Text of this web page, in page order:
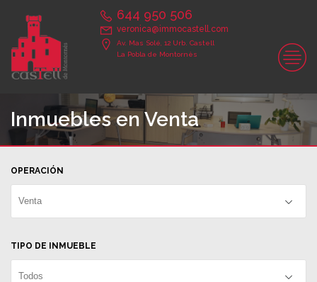
644 950 506
veronica@immocastell.com
Av. Mas Solé, 12 Urb. Castell
La Pobla de Montornès
Inmuebles en Venta
OPERACIÓN
Venta
TIPO DE INMUEBLE
Todos